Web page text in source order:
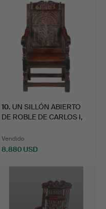
seleccionado
10. UN SILLÓN ABIERTO
DE ROBLE DE CARLOS I,
Vendido
8.880 USD